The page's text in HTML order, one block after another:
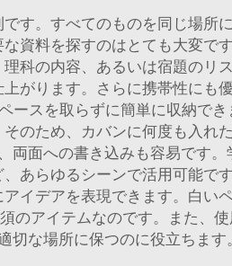
す。すべてのものを同じ場所
資料を探すのはとても大変で
科の内容、あるいは宿題のリ
がります。さらに携帯性にも
スを取らずに簡単に収納で
のため、カバンに何度も入れ
面への書き込みも容易です
あらゆるシーンで活用可能で
イデアを表現できます。白い
のアイテムなのです。また、
切な場所に保つのに役立ちます。